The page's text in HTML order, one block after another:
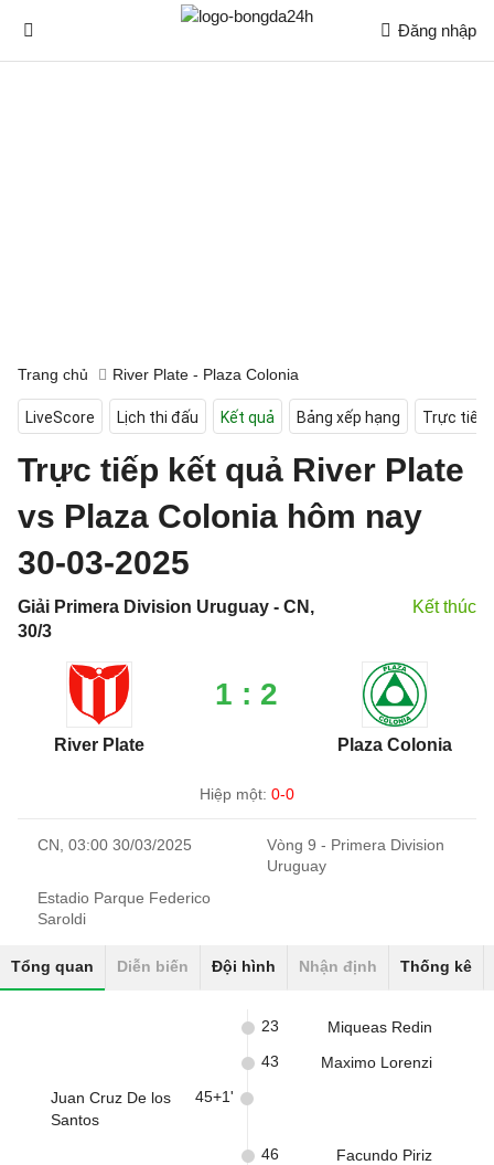
Đăng nhập
Trang chủ River Plate - Plaza Colonia
LiveScore Lịch thi đấu Kết quả Bảng xếp hạng Trực tiếp
Trực tiếp kết quả River Plate
vs Plaza Colonia hôm nay
30-03-2025
Giải Primera Division Uruguay - CN,
30/3
Kết thúc
River Plate
1 : 2
Plaza Colonia
Hiệp một: 0-0
CN, 03:00 30/03/2025
Vòng 9 - Primera Division
Uruguay
Estadio Parque Federico
Saroldi
Tổng quan Diễn biến Đội hình Nhận định Thống kê
Miqueas Redin
23
Maximo Lorenzi
43
Juan Cruz De los
Santos
45+1'
Facundo Piriz
46